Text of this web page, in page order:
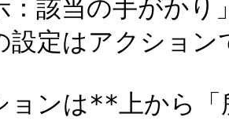
：該当の手がか
設定はアクショ
ョンは**上から「